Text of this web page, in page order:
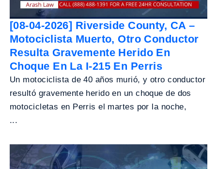
[08-04-2026] Riverside County, CA –
Motociclista Muerto, Otro Conductor
Resulta Gravemente Herido En
Choque En La I-215 En Perris
Un motociclista de 40 años murió, y otro conductor
resultó gravemente herido en un choque de dos
motocicletas en Perris el martes por la noche,
...